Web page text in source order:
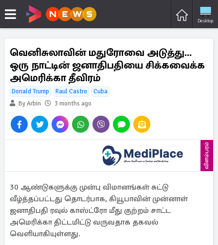
Desktop
வெனிசுலாவின் மதுரோவை அடுத்து...
ஒரு நாட்டின் ஜனாதிபதியை சிக்கவைக்க
அமெரிக்கா தீவிரம்
Donald Trump Raul Castro
Cuba
By Arbin
3 months ago
விளம்பரம்
30 ஆண்டுகளுக்கு முன்பு விமானங்கள் சுட்டு
வீழ்த்தப்பட்டது தொடர்பாக, கியூபாவின் முன்னாள்
ஜனாதிபதி ரவுல் காஸ்ட்ரோ மீது குற்றம் சாட்ட
அமெரிக்கா திட்டமிட்டு வருவதாக தகவல்
வெளியாகியுள்ளது.